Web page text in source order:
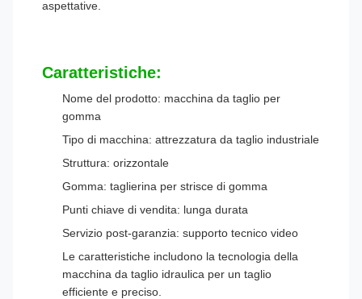
aspettative.
Caratteristiche:
Nome del prodotto: macchina da taglio per
gomma
Tipo di macchina: attrezzatura da taglio industriale
Struttura: orizzontale
Gomma: taglierina per strisce di gomma
Punti chiave di vendita: lunga durata
Servizio post-garanzia: supporto tecnico video
Le caratteristiche includono la tecnologia della
macchina da taglio idraulica per un taglio
efficiente e preciso.